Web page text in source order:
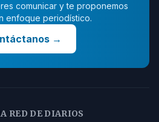
comunicar y te proponemos
enfoque periodístico.
→
RED DE DIARIOS